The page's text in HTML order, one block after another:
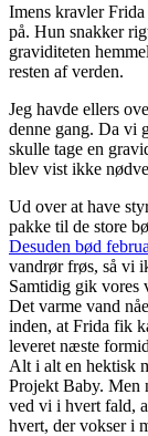
Imens kravler
på. Hun snakker
graviditeten
resten af verden.
Jeg havde ellers
denne gang. Da vi
skulle tage en
blev vist ikke
Ud over at have
pakke til de store
Desuden bød
vandrør frøs, så vi
Samtidig gik vores
Det varme vand
inden, at Frida fik
leveret næste
Alt i alt en hektisk
Projekt Baby. Men
ved vi i hvert fald,
hvert, der vokser i